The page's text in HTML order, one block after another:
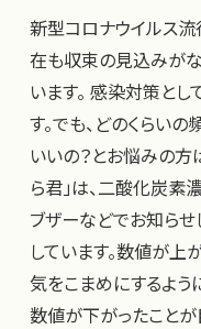
新型コロナウイルス流
在も収束の見込みが
います。 感染対策とし
す。でも、どのくらい
いいの？とお悩みの方
ら君」は、二酸化炭素
ブザーなどでお知らせ
しています。数値が上
気をこまめにするよう
数値が下がったことが